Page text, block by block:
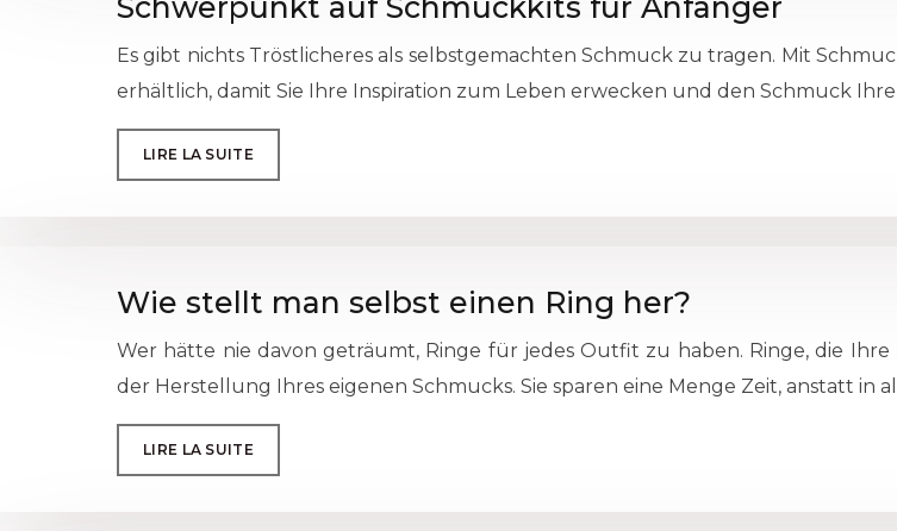
Schwerpunkt auf Schmuckkits für Anfänger
Es gibt nichts Tröstlicheres als selbstgemachten Schmuck zu tragen. Mit
erhältlich, damit Sie Ihre Inspiration zum Leben erwecken und den Schmuck
LIRE LA SUITE
Wie stellt man selbst einen Ring her?
Wer hätte nie davon geträumt, Ringe für jedes Outfit zu haben. Ringe, die
der Herstellung Ihres eigenen Schmucks. Sie sparen eine Menge Zeit, anstatt in
LIRE LA SUITE